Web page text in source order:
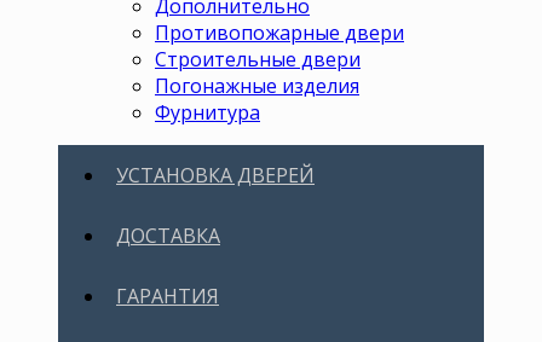
Дополнительно
Противопожарные двери
Строительные двери
Погонажные изделия
Фурнитура
УСТАНОВКА ДВЕРЕЙ
ДОСТАВКА
ГАРАНТИЯ